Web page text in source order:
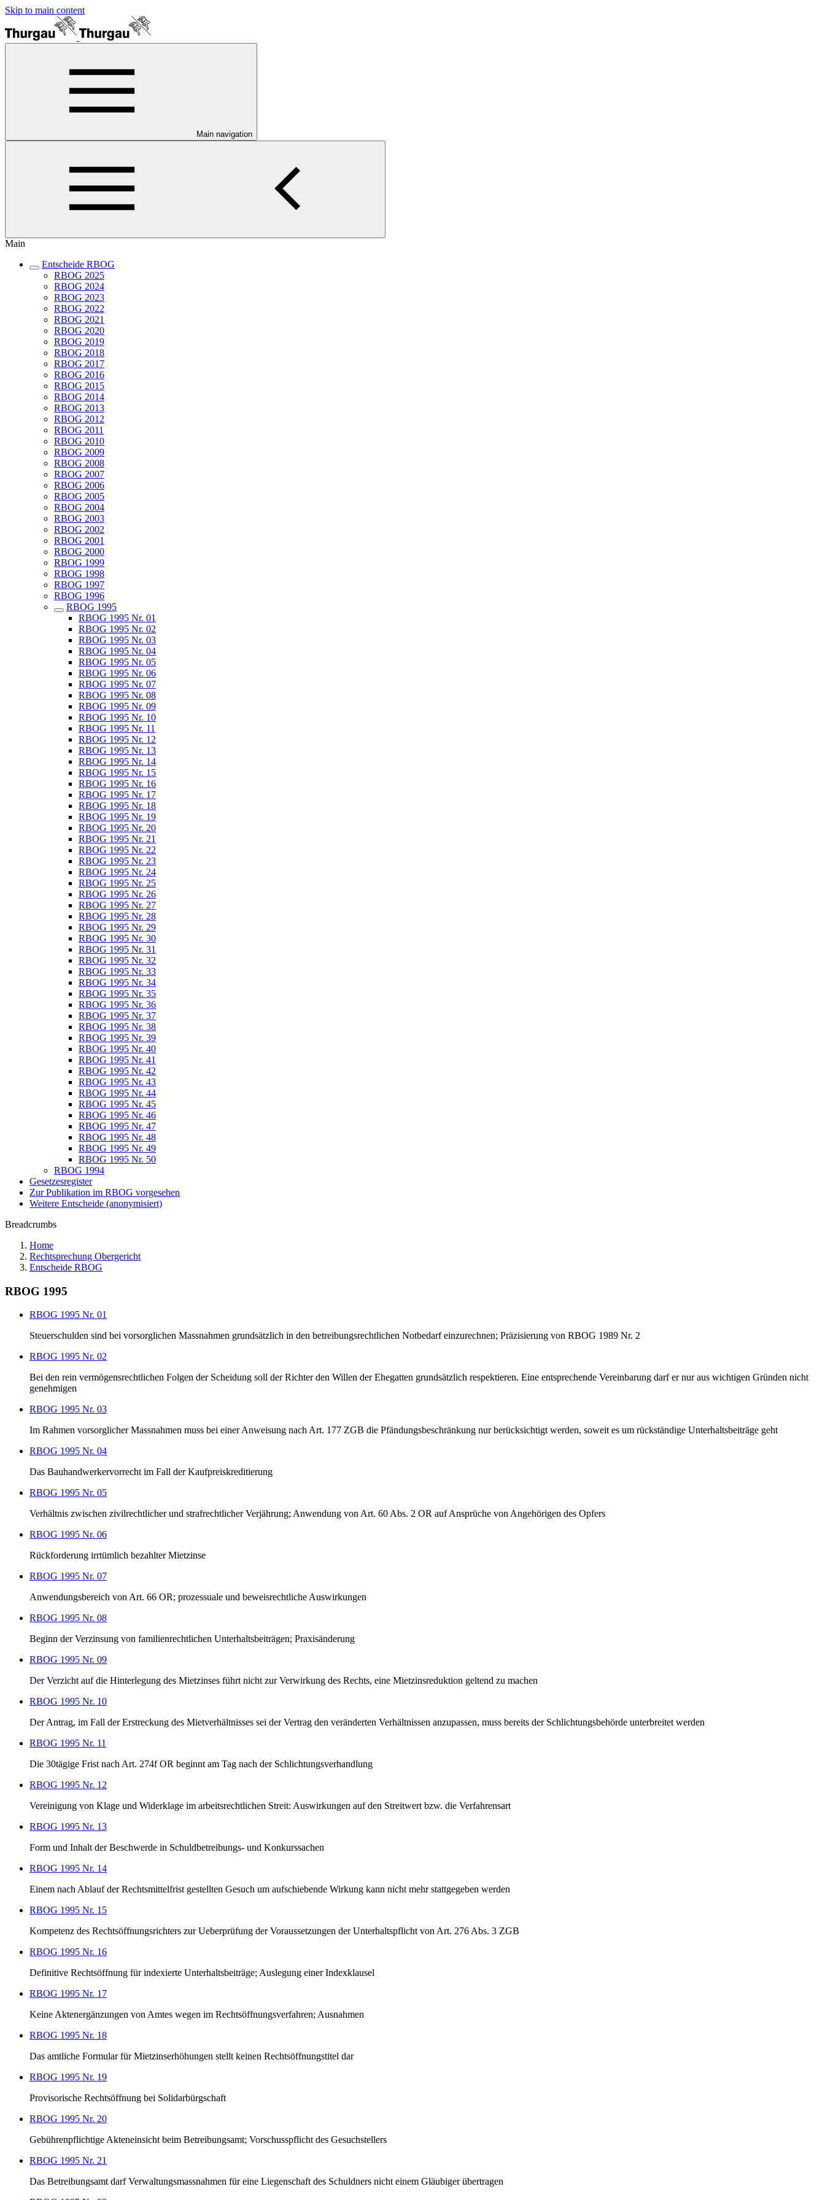
Skip to main content
Main navigation
Main
Entscheide RBOG
RBOG 2025
RBOG 2024
RBOG 2023
RBOG 2022
RBOG 2021
RBOG 2020
RBOG 2019
RBOG 2018
RBOG 2017
RBOG 2016
RBOG 2015
RBOG 2014
RBOG 2013
RBOG 2012
RBOG 2011
RBOG 2010
RBOG 2009
RBOG 2008
RBOG 2007
RBOG 2006
RBOG 2005
RBOG 2004
RBOG 2003
RBOG 2002
RBOG 2001
RBOG 2000
RBOG 1999
RBOG 1998
RBOG 1997
RBOG 1996
RBOG 1995
RBOG 1995 Nr. 01
RBOG 1995 Nr. 02
RBOG 1995 Nr. 03
RBOG 1995 Nr. 04
RBOG 1995 Nr. 05
RBOG 1995 Nr. 06
RBOG 1995 Nr. 07
RBOG 1995 Nr. 08
RBOG 1995 Nr. 09
RBOG 1995 Nr. 10
RBOG 1995 Nr. 11
RBOG 1995 Nr. 12
RBOG 1995 Nr. 13
RBOG 1995 Nr. 14
RBOG 1995 Nr. 15
RBOG 1995 Nr. 16
RBOG 1995 Nr. 17
RBOG 1995 Nr. 18
RBOG 1995 Nr. 19
RBOG 1995 Nr. 20
RBOG 1995 Nr. 21
RBOG 1995 Nr. 22
RBOG 1995 Nr. 23
RBOG 1995 Nr. 24
RBOG 1995 Nr. 25
RBOG 1995 Nr. 26
RBOG 1995 Nr. 27
RBOG 1995 Nr. 28
RBOG 1995 Nr. 29
RBOG 1995 Nr. 30
RBOG 1995 Nr. 31
RBOG 1995 Nr. 32
RBOG 1995 Nr. 33
RBOG 1995 Nr. 34
RBOG 1995 Nr. 35
RBOG 1995 Nr. 36
RBOG 1995 Nr. 37
RBOG 1995 Nr. 38
RBOG 1995 Nr. 39
RBOG 1995 Nr. 40
RBOG 1995 Nr. 41
RBOG 1995 Nr. 42
RBOG 1995 Nr. 43
RBOG 1995 Nr. 44
RBOG 1995 Nr. 45
RBOG 1995 Nr. 46
RBOG 1995 Nr. 47
RBOG 1995 Nr. 48
RBOG 1995 Nr. 49
RBOG 1995 Nr. 50
RBOG 1994
Gesetzesregister
Zur Publikation im RBOG vorgesehen
Weitere Entscheide (anonymisiert)
Breadcrumbs
Home
Rechtsprechung Obergericht
Entscheide RBOG
RBOG 1995
RBOG 1995 Nr. 01
Steuerschulden sind bei vorsorglichen Massnahmen grundsätzlich in den betreibungsrechtlichen Notbedarf einzurechnen; Präzisierung von RBOG 1989 Nr. 2
RBOG 1995 Nr. 02
Bei den rein vermögensrechtlichen Folgen der Scheidung soll der Richter den Willen der Ehegatten grundsätzlich respektieren. Eine entsprechende Vereinbarung darf er nur aus wichtigen Gründen nicht
genehmigen
RBOG 1995 Nr. 03
Im Rahmen vorsorglicher Massnahmen muss bei einer Anweisung nach Art. 177 ZGB die Pfändungsbeschränkung nur berücksichtigt werden, soweit es um rückständige Unterhaltsbeiträge geht
RBOG 1995 Nr. 04
Das Bauhandwerkervorrecht im Fall der Kaufpreiskreditierung
RBOG 1995 Nr. 05
Verhältnis zwischen zivilrechtlicher und strafrechtlicher Verjährung; Anwendung von Art. 60 Abs. 2 OR auf Ansprüche von Angehörigen des Opfers
RBOG 1995 Nr. 06
Rückforderung irrtümlich bezahlter Mietzinse
RBOG 1995 Nr. 07
Anwendungsbereich von Art. 66 OR; prozessuale und beweisrechtliche Auswirkungen
RBOG 1995 Nr. 08
Beginn der Verzinsung von familienrechtlichen Unterhaltsbeiträgen; Praxisänderung
RBOG 1995 Nr. 09
Der Verzicht auf die Hinterlegung des Mietzinses führt nicht zur Verwirkung des Rechts, eine Mietzinsreduktion geltend zu machen
RBOG 1995 Nr. 10
Der Antrag, im Fall der Erstreckung des Mietverhältnisses sei der Vertrag den veränderten Verhältnissen anzupassen, muss bereits der Schlichtungsbehörde unterbreitet werden
RBOG 1995 Nr. 11
Die 30tägige Frist nach Art. 274f OR beginnt am Tag nach der Schlichtungsverhandlung
RBOG 1995 Nr. 12
Vereinigung von Klage und Widerklage im arbeitsrechtlichen Streit: Auswirkungen auf den Streitwert bzw. die Verfahrensart
RBOG 1995 Nr. 13
Form und Inhalt der Beschwerde in Schuldbetreibungs- und Konkurssachen
RBOG 1995 Nr. 14
Einem nach Ablauf der Rechtsmittelfrist gestellten Gesuch um aufschiebende Wirkung kann nicht mehr stattgegeben werden
RBOG 1995 Nr. 15
Kompetenz des Rechtsöffnungsrichters zur Ueberprüfung der Voraussetzungen der Unterhaltspflicht von Art. 276 Abs. 3 ZGB
RBOG 1995 Nr. 16
Definitive Rechtsöffnung für indexierte Unterhaltsbeiträge; Auslegung einer Indexklausel
RBOG 1995 Nr. 17
Keine Aktenergänzungen von Amtes wegen im Rechtsöffnungsverfahren; Ausnahmen
RBOG 1995 Nr. 18
Das amtliche Formular für Mietzinserhöhungen stellt keinen Rechtsöffnungstitel dar
RBOG 1995 Nr. 19
Provisorische Rechtsöffnung bei Solidarbürgschaft
RBOG 1995 Nr. 20
Gebührenpflichtige Akteneinsicht beim Betreibungsamt; Vorschusspflicht des Gesuchstellers
RBOG 1995 Nr. 21
Das Betreibungsamt darf Verwaltungsmassnahmen für eine Liegenschaft des Schuldners nicht einem Gläubiger übertragen